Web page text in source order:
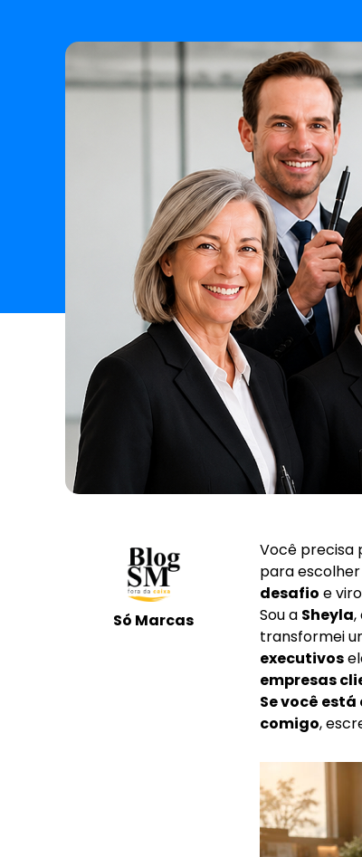
Só Marcas
Você precisa
para
desafio e
Sou a Sheyla,
transformei
executivos
empresas
Se você
comigo,